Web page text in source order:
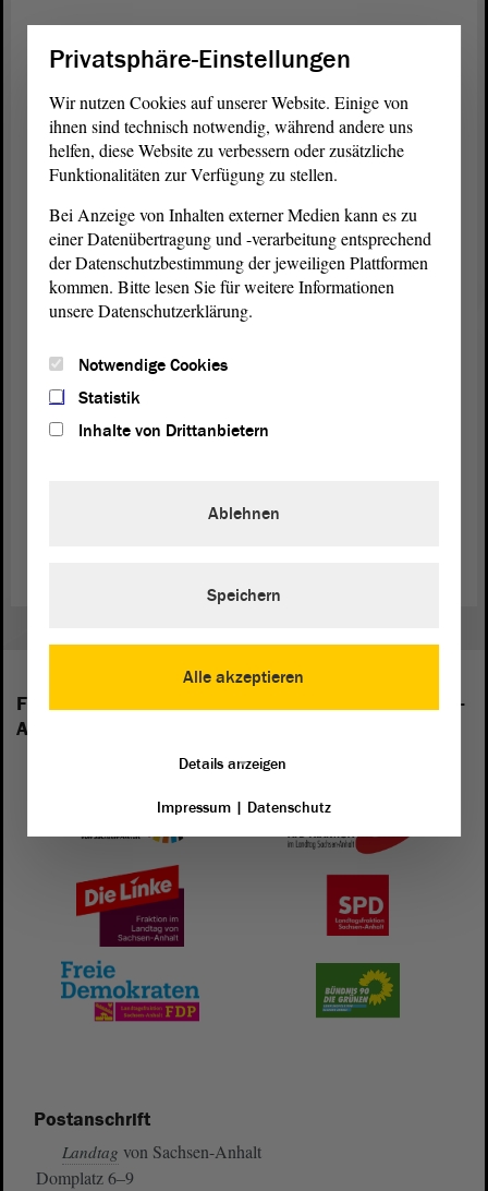
Sie finden die Termine der Sitzung
Folgende Fraktionen sind im Landtag von Sachsen-
Anhalt vertreten:
Postanschrift
Landtag von Sachsen-Anhalt
Domplatz 6–9
Privatsphäre-Einstellungen
Wir nutzen Cookies auf unserer Website. Einige von
ihnen sind technisch notwendig, während andere uns
helfen, diese Website zu verbessern oder zusätzliche
Funktionalitäten zur Verfügung zu stellen.
Bei Anzeige von Inhalten externer Medien kann es zu
einer Datenübertragung und -verarbeitung entsprechend
der Datenschutzbestimmung der jeweiligen Plattformen
kommen. Bitte lesen Sie für weitere Informationen
unsere Datenschutzerklärung.
Notwendige Cookies
Statistik
Inhalte von Drittanbietern
Alle akzeptieren
Ablehnen
Speichern
Details anzeigen
Impressum| Datenschutz